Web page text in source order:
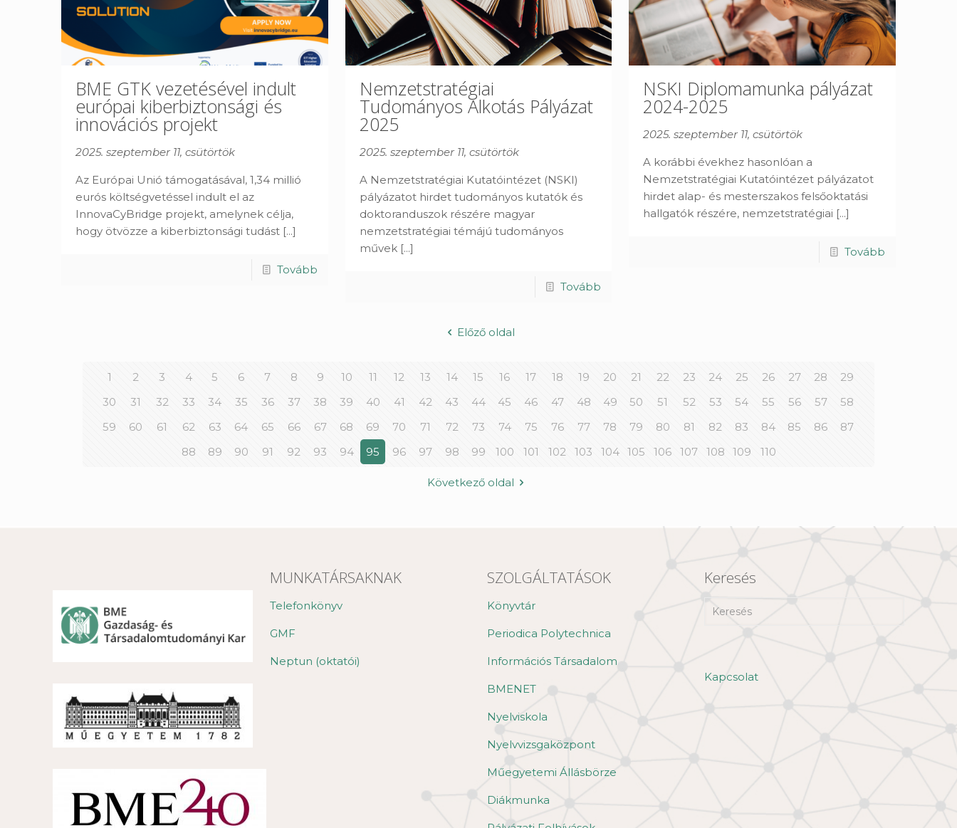
BME GTK vezetésével indult
európai kiberbiztonsági és
innovációs projekt
2025. szeptember 11, csütörtök
Az Európai Unió támogatásával, 1,34 millió
eurós költségvetéssel indult el az
InnovaCyBridge projekt, amelynek célja,
hogy ötvözze a kiberbiztonsági tudást [...]
Tovább
Nemzetstratégiai
Tudományos Alkotás Pályázat
2025
2025. szeptember 11, csütörtök
A Nemzetstratégiai Kutatóintézet (NSKI)
pályázatot hirdet tudományos kutatók és
doktoranduszok részére magyar
nemzetstratégiai témájú tudományos
művek [...]
Tovább
NSKI Diplomamunka pályázat
2024-2025
2025. szeptember 11, csütörtök
A korábbi évekhez hasonlóan a
Nemzetstratégiai Kutatóintézet pályázatot
hirdet alap- és mesterszakos felsőoktatási
hallgatók részére, nemzetstratégiai [...]
Tovább
Előző oldal
1 2 3 4 5 6 7 8 9 10 11 12 13 14 15 16 17 18 19 20 21 22 23 24 25 26 27 28
29
30
31 32 33 34 35 36 37 38 39 40 41 42 43 44 45 46 47 48 49 50 51 52 53 54 55 56 57
58
59
60 61 62 63 64 65 66 67 68 69 70 71 72 73 74 75 76 77 78 79 80 81 82 83 84 85 86
87
88
89 90 91 92 93 94 95 96 97 98 99 100 101 102 103 104 105 106 107 108 109 110
Következő oldal
MUNKATÁRSAKNAK
Telefonkönyv
GMF
Neptun (oktatói)
SZOLGÁLTATÁSOK
Könyvtár
Periodica Polytechnica
Információs Társadalom
BMENET
Nyelviskola
Nyelvvizsgaközpont
Műegyetemi Állásbörze
Diákmunka
Keresés
Kapcsolat